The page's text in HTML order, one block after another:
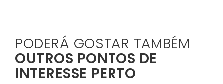
PODERÁ GOSTAR TAMBÉM
OUTROS PONTOS DE
INTERESSE PERTO